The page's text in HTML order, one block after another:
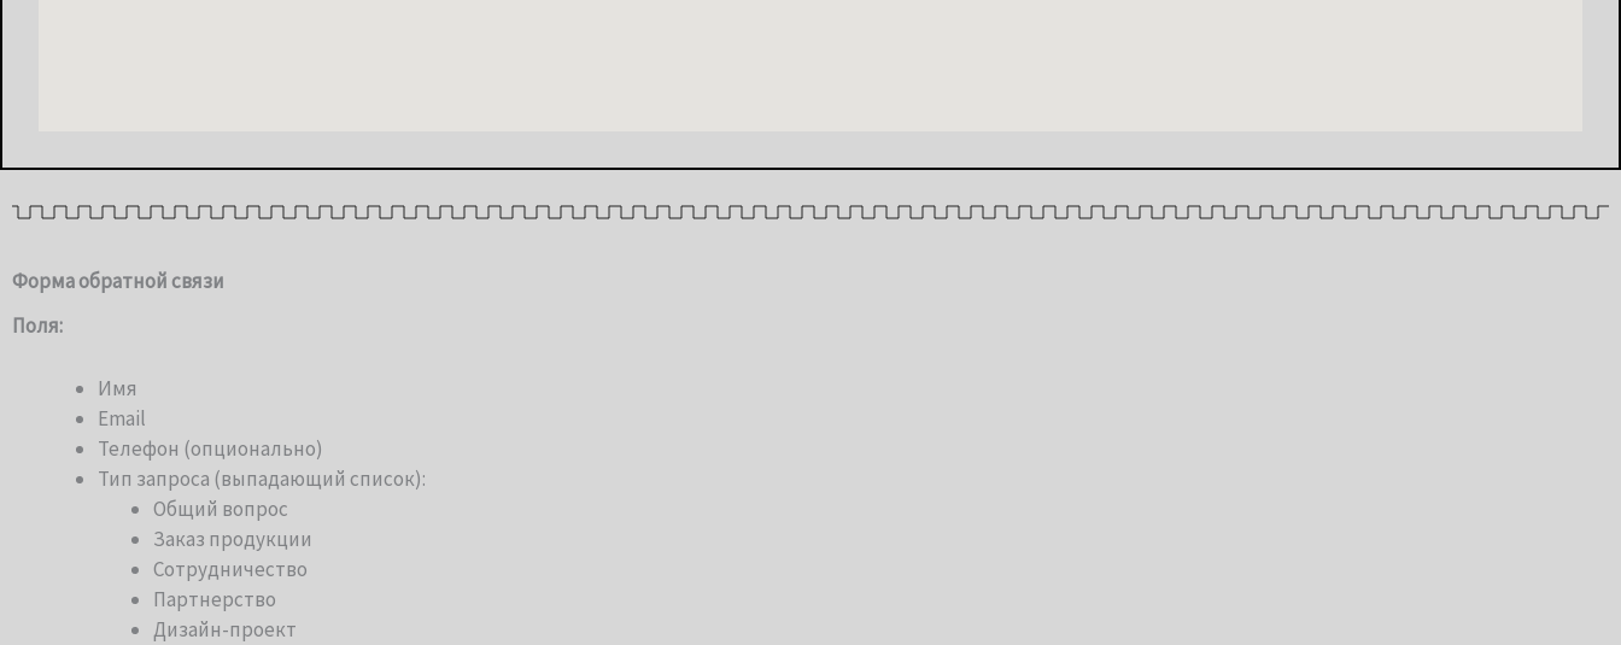
Форма обратной связи
Поля:
Имя
Email
Телефон (опционально)
Тип запроса (выпадающий список):
Общий вопрос
Заказ продукции
Сотрудничество
Партнерство
Дизайн-проект